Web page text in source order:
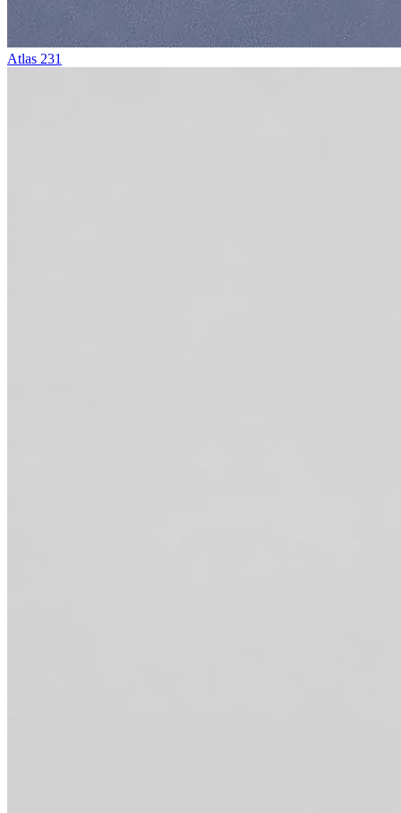
Atlas 231